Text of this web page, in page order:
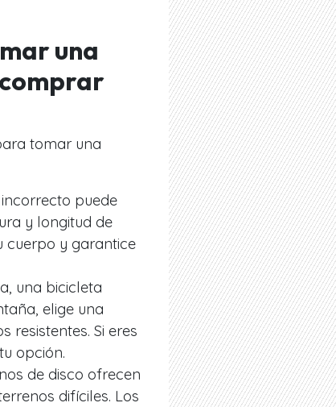
una
tomar una
puede
y longitud de
cuerpo y garantice
una bicicleta
elige una
resistentes. Si eres
opción.
de disco ofrecen
difíciles. Los